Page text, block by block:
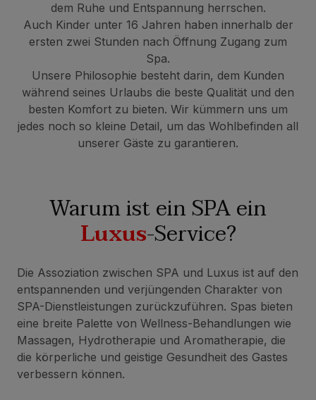
dem Ruhe und Entspannung herrschen.
Auch Kinder unter 16 Jahren haben innerhalb der
ersten zwei Stunden nach Öffnung Zugang zum
Spa.
Unsere Philosophie besteht darin, dem Kunden
während seines Urlaubs die beste Qualität und den
besten Komfort zu bieten. Wir kümmern uns um
jedes noch so kleine Detail, um das Wohlbefinden all
unserer Gäste zu garantieren.
Warum ist ein SPA ein
Luxus-Service?
Die Assoziation zwischen SPA und Luxus ist auf den
entspannenden und verjüngenden Charakter von
SPA-Dienstleistungen zurückzuführen. Spas bieten
eine breite Palette von Wellness-Behandlungen wie
Massagen, Hydrotherapie und Aromatherapie, die
die körperliche und geistige Gesundheit des Gastes
verbessern können.